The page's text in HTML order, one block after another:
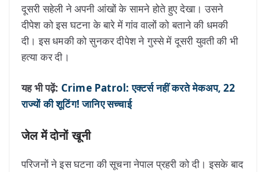
दूसरी सहेली ने अपनी आंखों के सामने होते हुए देखा। उसने
दीपेश को इस घटना के बारे में गांव वालों को बताने की धमकी
दी। इस धमकी को सुनकर दीपेश ने गुस्से में दूसरी युवती की भी
हत्या कर दी।
यह भी पढ़ें: Crime Patrol: एक्टर्स नहीं करते मेकअप, 22
राज्यों की शूटिंग! जानिए सच्चाई
जेल में दोनों खूनी
परिजनों ने इस घटना की सूचना नेपाल प्रहरी को दी। इसके बाद